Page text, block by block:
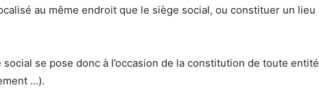
au même endroit que le siège social, ou constituer un lieu
se pose donc à l’occasion de la constitution de toute entité
…).